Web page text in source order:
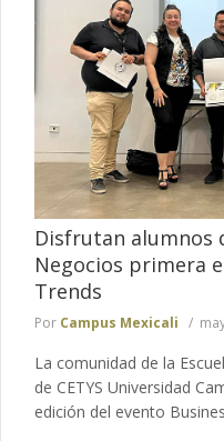
Disfrutan alumnos
Negocios primera
Trends
Por Campus Mexicali
La comunidad de la
de CETYS Universidad
edición del evento